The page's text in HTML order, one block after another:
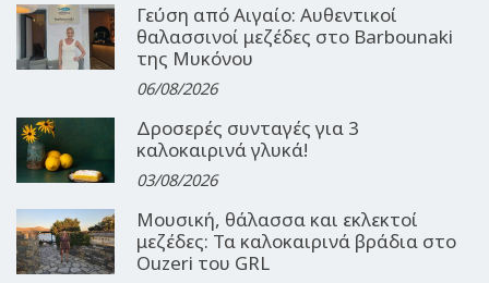
Γεύση από Αιγαίο: Αυθεντικοί
θαλασσινοί μεζέδες στο Barbounaki
της Μυκόνου
06/08/2026
Δροσερές συνταγές για 3
καλοκαιρινά γλυκά!
03/08/2026
Μουσική, θάλασσα και εκλεκτοί
μεζέδες: Τα καλοκαιρινά βράδια στο
Ouzeri του GRL